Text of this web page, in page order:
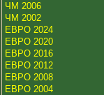
ЧМ 2006
ЧМ 2002
ЕВРО 2024
ЕВРО 2020
ЕВРО 2016
ЕВРО 2012
ЕВРО 2008
ЕВРО 2004